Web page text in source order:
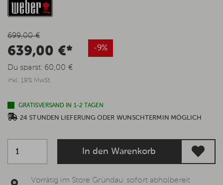
699,00 €
639,00 €* -9%
Du sparst: 60,00 €
inkl. 19% MwSt.
GRATISVERSAND IN 1-2 TAGEN
24 STUNDEN LIEFERUNG ODER WUNSCHTERMIN MÖGLICH
In den Warenkorb
Vorrätig im Store Gründau: sofort abholbereit